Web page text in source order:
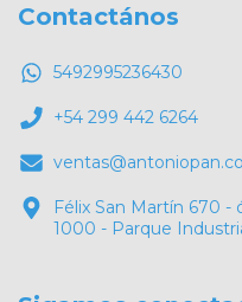
Contactános
5492995236430
+54 299 442 6264
Félix San Martín 670 -
1000 - Parque